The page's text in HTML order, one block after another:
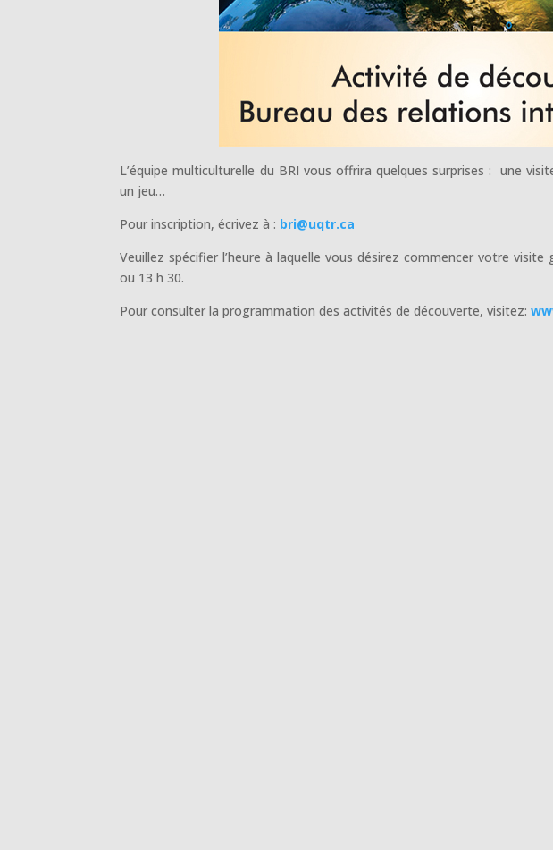
L’équipe multiculturelle du BRI vous offrira quelques surprises : une
un jeu…
Pour inscription, écrivez à : bri@uqtr.ca
Veuillez spécifier l’heure à laquelle vous désirez commencer votre
ou 13 h 30.
Pour consulter la programmation des activités de découverte, visitez: